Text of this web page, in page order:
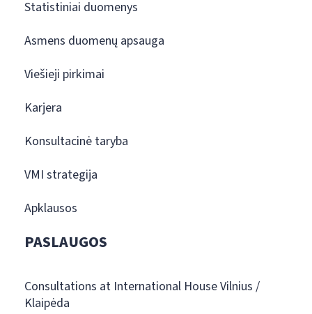
Statistiniai duomenys
Asmens duomenų apsauga
Viešieji pirkimai
Karjera
Konsultacinė taryba
VMI strategija
Apklausos
PASLAUGOS
Consultations at International House Vilnius /
Klaipėda